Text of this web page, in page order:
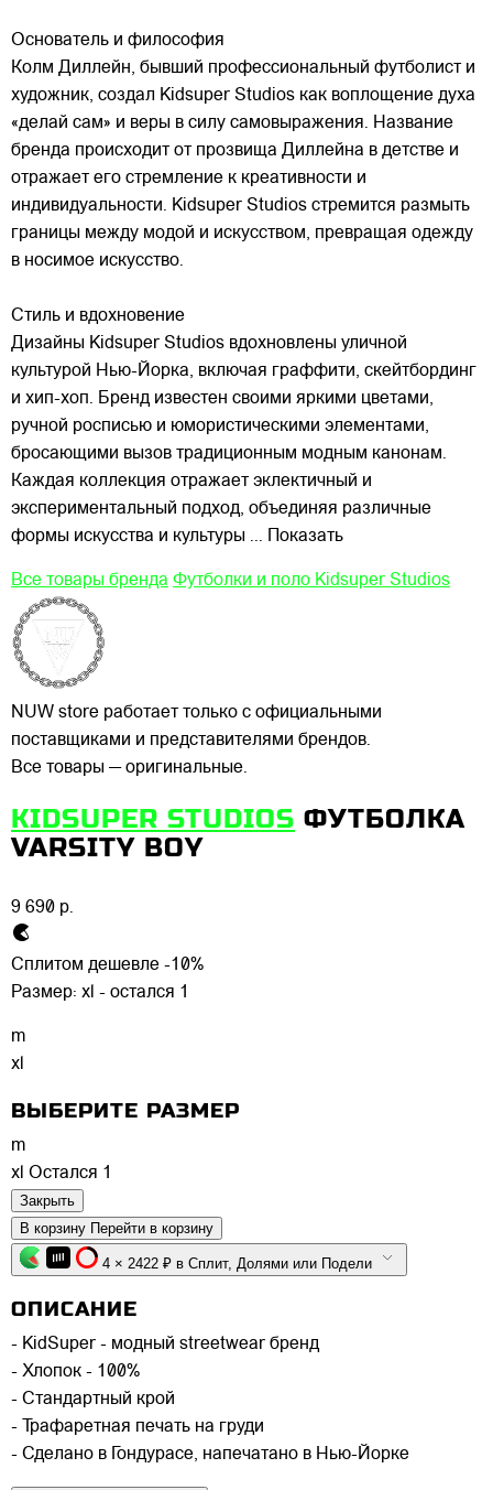
Основатель и философия
Колм Диллейн, бывший профессиональный футболист и
художник, создал Kidsuper Studios как воплощение духа
«делай сам» и веры в силу самовыражения. Название
бренда происходит от прозвища Диллейна в детстве и
отражает его стремление к креативности и
индивидуальности. Kidsuper Studios стремится размыть
границы между модой и искусством, превращая одежду
в носимое искусство.
Стиль и вдохновение
Дизайны Kidsuper Studios вдохновлены уличной
культурой Нью-Йорка, включая граффити, скейтбординг
и хип-хоп. Бренд известен своими яркими цветами,
ручной росписью и юмористическими элементами,
бросающими вызов традиционным модным канонам.
Каждая коллекция отражает эклектичный и
экспериментальный подход, объединяя различные
формы искусства и культуры ... Показать
Все товары бренда Футболки и поло Kidsuper Studios
NUW store работает только с официальными
поставщиками и представителями брендов.
Все товары — оригинальные.
KIDSUPER STUDIOS ФУТБОЛКА
VARSITY BOY
9 690 р.
Сплитом дешевле -10%
Размер: xl - остался 1
m
xl
ВЫБЕРИТЕ РАЗМЕР
m
xl Остался 1
Закрыть
В корзину Перейти в корзину
4 × 2422 ₽ в Сплит, Долями или Подели
ОПИСАНИЕ
- KidSuper - модный streetwear бренд
- Хлопок - 100%
- Стандартный крой
- Трафаретная печать на груди
- Сделано в Гондурасе, напечатано в Нью-Йорке